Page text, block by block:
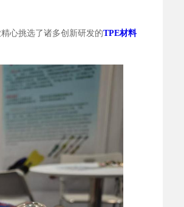
心挑选了诸多创新研发的TPE材料